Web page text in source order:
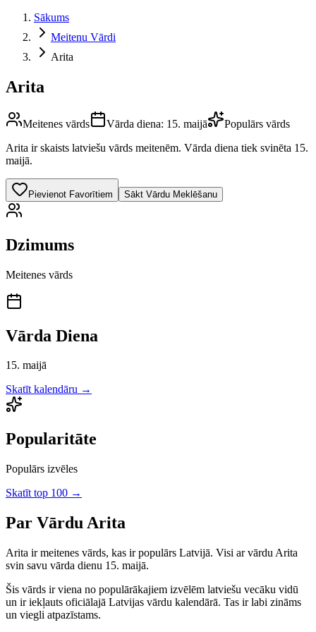
Sākums
Meitenu Vārdi
Arita
Arita
Meitenes vārds Vārda diena: 15. maijā
Populārs vārds
Arita ir skaists latviešu vārds meitenēm. Vārda diena tiek svinēta 15.
maijā.
Pievienot Favorītiem Sākt Vārdu Meklēšanu
Dzimums
Meitenes vārds
Vārda Diena
15. maijā
Skatīt kalendāru →
Popularitāte
Populārs izvēles
Skatīt top 100 →
Par Vārdu Arita
Arita irmeitenes vārds, kas ir populārs Latvijā. Visi ar vārdu Arita
svin savu vārda dienu 15. maijā.
Šis vārds ir viena no populārākajiem izvēlēm latviešu vecāku vidū
un ir iekļauts oficiālajā Latvijas vārdu kalendārā. Tas ir labi zināms
un viegli atpazīstams.